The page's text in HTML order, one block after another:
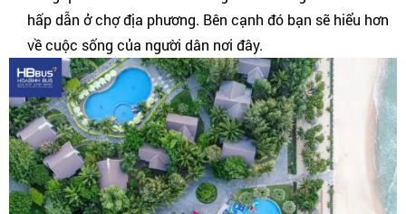
hấp dẫn ở chợ địa phương. Bên cạnh đó bạn sẽ hiểu hơn
về cuộc sống của người dân nơi đây.